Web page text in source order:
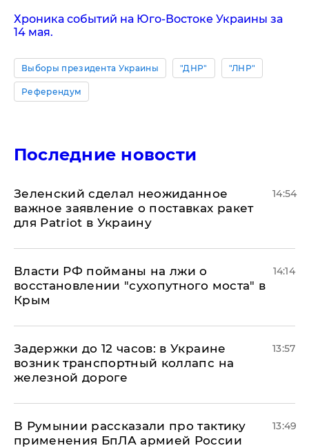
Хроника событий на Юго-Востоке Украины за
14 мая.
Выборы президента Украины "ДНР" "ЛНР"
Референдум
Последние новости
Зеленский сделал неожиданное
важное заявление о поставках ракет
для Patriot в Украину
14:54
Власти РФ пойманы на лжи о
восстановлении "сухопутного моста" в
Крым
14:14
Задержки до 12 часов: в Украине
возник транспортный коллапс на
железной дороге
13:57
В Румынии рассказали про тактику
применения БпЛА армией России
13:49